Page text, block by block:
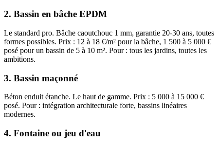
2. Bassin en bâche EPDM
Le standard pro. Bâche caoutchouc 1 mm, garantie 20-30 ans, toutes
formes possibles. Prix : 12 à 18 €/m² pour la bâche, 1 500 à 5 000 €
posé pour un bassin de 5 à 10 m². Pour : tous les jardins, toutes les
ambitions.
3. Bassin maçonné
Béton enduit étanche. Le haut de gamme. Prix : 5 000 à 15 000 €
posé. Pour : intégration architecturale forte, bassins linéaires
modernes.
4. Fontaine ou jeu d'eau